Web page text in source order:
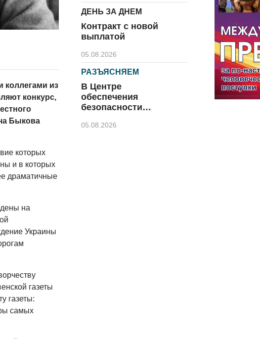
коллегами из
конкурс,
Быкова
которых
и в которых
драматичные
на
Украины
газеты
газеты:
самых
ДЕНЬ ЗА ДНЕМ
Контракт с новой
выплатой
05.08.2026
РАЗЪЯСНЯЕМ
В Центре
обеспечения
безопасности
безопасного отдыха
05.08.2026